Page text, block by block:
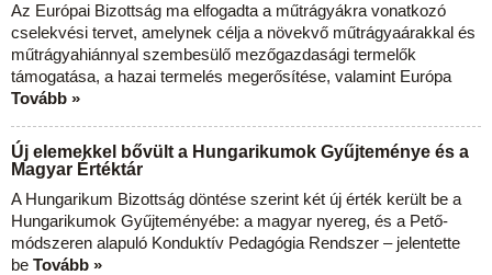
Az Európai Bizottság ma elfogadta a műtrágyákra vonatkozó
cselekvési tervet, amelynek célja a növekvő műtrágyaárakkal és
műtrágyahiánnyal szembesülő mezőgazdasági termelők
támogatása, a hazai termelés megerősítése, valamint Európa
Tovább »
Új elemekkel bővült a Hungarikumok Gyűjteménye és a
Magyar Értéktár
A Hungarikum Bizottság döntése szerint két új érték került be a
Hungarikumok Gyűjteményébe: a magyar nyereg, és a Pető-
módszeren alapuló Konduktív Pedagógia Rendszer – jelentette
be Tovább »